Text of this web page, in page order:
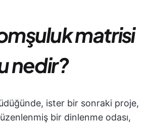
matrisi
nedir?
ister bir sonraki proje,
bir dinlenme odası,